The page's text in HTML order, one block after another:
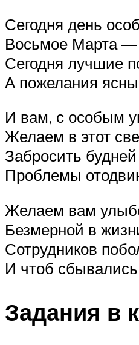
Сегодня день
Восьмое Марта —
Сегодня лучшие
А пожелания
И вам, с особым
Желаем в этот
Забросить
Проблемы
Желаем вам
Безмерной в
Сотрудников
И чтоб
Задания в